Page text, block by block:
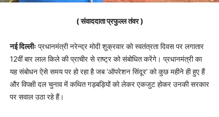
( संवाददाता प्रफुल्ल तंवर )
नई दिल्लीः प्रधानमंत्री नरेन्द्र मोदी शुक्रवार को स्वतंत्रता दिवस पर लगातार
12वीं बार लाल किले की प्राचीर से राष्ट्र को संबोधित करेंगे। प्रधानमंत्री का
यह संबोधन ऐसे समय पर हो रहा है जब ‘ऑपरेशन सिंदूर’ को कुछ महीने ही हुए हैं
और विपक्षी दल चुनाव में कथित गड़बड़ियों को लेकर एकजुट होकर उनकी सरकार
पर सवाल उठा रहे हैं।